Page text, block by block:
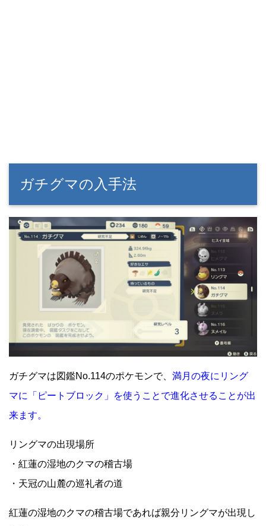
ガチグマの入手法
ガチグマは図鑑No.114のポケモンで、 満月の夜にリング
マに「ピートブロック」を使うことで進化させることが出
来ます。
リングマの出現場所
・紅蓮の湿地のクマの稽古場
・天冠の山麓の巡礼者の道
紅蓮の湿地のクマの稽古場であれば親分リングマが出現し